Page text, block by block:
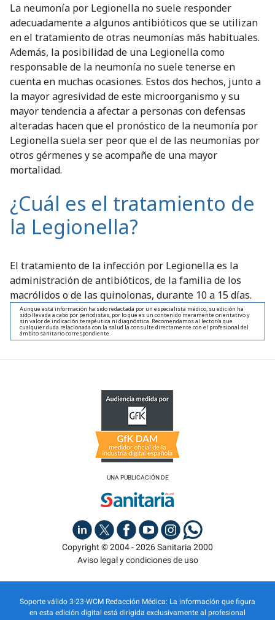
La neumonía por Legionella no suele responder
adecuadamente a algunos antibióticos que se utilizan
en el tratamiento de otras neumonías más habituales.
Además, la posibilidad de una Legionella como
responsable de la neumonía no suele tenerse en
cuenta en muchas ocasiones. Estos dos hechos, junto a
la mayor agresividad de este microorganismo y su
mayor tendencia a afectar a personas con defensas
alteradas hacen que el pronóstico de la neumonía por
Legionella suela ser peor que el de las neumonías por
otros gérmenes y se acompañe de una mayor
mortalidad.
¿Cuál es el tratamiento de
la Legionella?
El tratamiento de la infección por Legionella es la
administración de antibióticos, de la familia de los
macrólidos o de las quinolonas, durante 10 a 15 días.
Aunque esta información ha sido redactada por un especialista médico, su edición ha
sido llevada a cabo por periodistas, por lo que es un contenido meramente orientativo y
sin valor de indicación terapéutica ni diagnóstica. Recomendamos al lector/a que
cualquier duda relacionada con la salud la consulte directamente con el profesional del
ámbito sanitario correspondiente.
UNA PUBLICACIÓN DE
Copyright © 2004 - 2026 Sanitaria 2000
Aviso legal y condiciones de uso
Soporte válido 3-23-WCM Redacción Médica: La información que figura
en esta edición digital está dirigida exclusivamente al profesional